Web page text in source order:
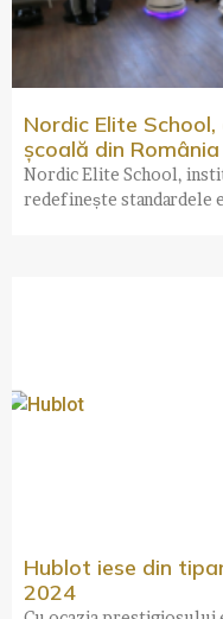
Nordic Elite
școală din România
Nordic Elite School,
redefinește standardele
Hublot iese din
2024